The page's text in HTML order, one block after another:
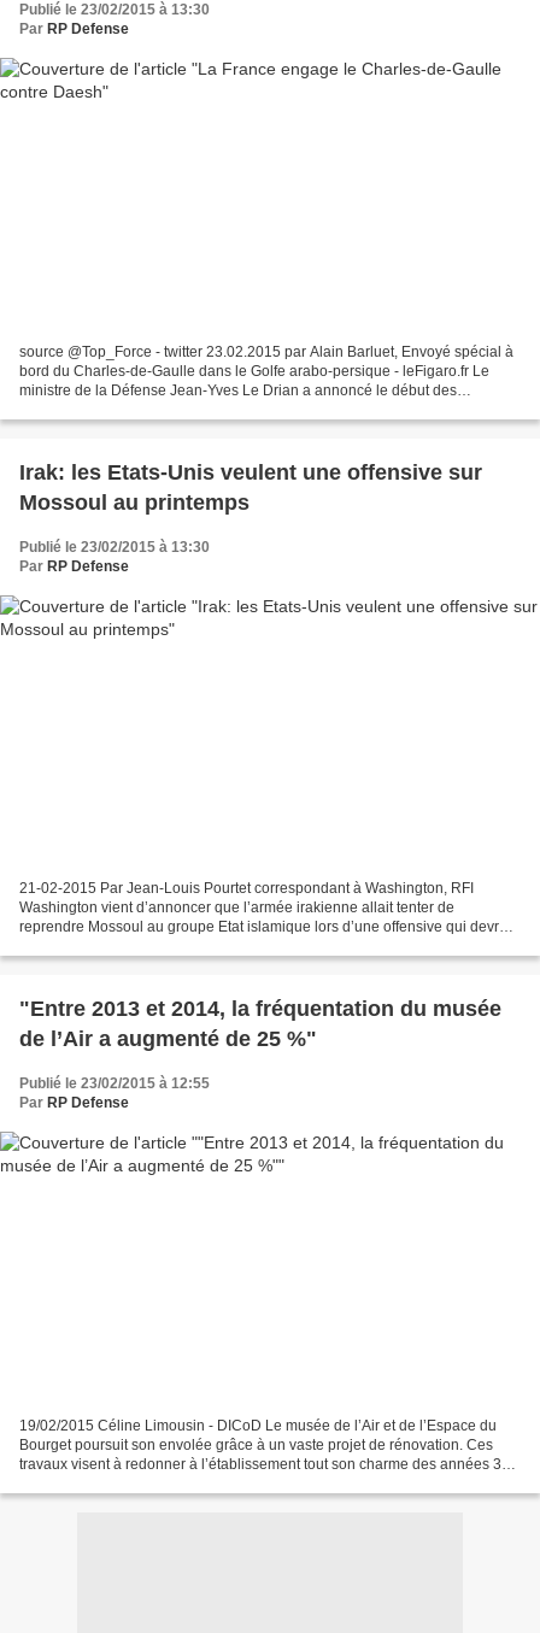
Publié le 23/02/2015 à 13:30
Par RP Defense
source @Top_Force - twitter 23.02.2015 par Alain Barluet, Envoyé spécial à
bord du Charles-de-Gaulle dans le Golfe arabo-persique - leFigaro.fr Le
ministre de la Défense Jean-Yves Le Drian a annoncé le début des
Irak: les Etats-Unis veulent une offensive sur
Mossoul au printemps
Publié le 23/02/2015 à 13:30
Par RP Defense
21-02-2015 Par Jean-Louis Pourtet correspondant à Washington, RFI
Washington vient d’annoncer que l’armée irakienne allait tenter de
reprendre Mossoul au groupe Etat islamique lors d’une offensive qui devrait
"Entre 2013 et 2014, la fréquentation du musée
de l’Air a augmenté de 25 %"
Publié le 23/02/2015 à 12:55
Par RP Defense
19/02/2015 Céline Limousin - DICoD Le musée de l’Air et de l’Espace du
Bourget poursuit son envolée grâce à un vaste projet de rénovation. Ces
travaux visent à redonner à l’établissement tout son charme des années 30,